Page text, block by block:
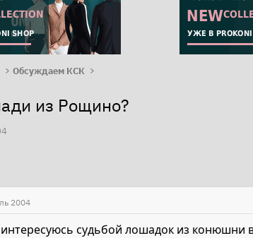
Обсуждаем КСК
из Рощино?
2004
судьбой лошадок из конюшни